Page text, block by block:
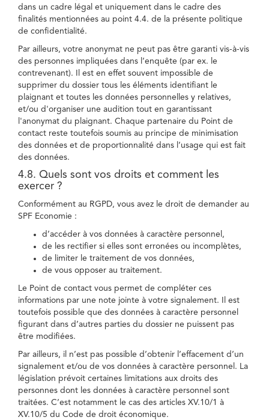
dans un cadre légal et uniquement dans le cadre des
finalités mentionnées au point 4.4. de la présente politique
de confidentialité.
Par ailleurs, votre anonymat ne peut pas être garanti vis-à-vis
des personnes impliquées dans l’enquête (par ex. le
contrevenant). Il est en effet souvent impossible de
supprimer du dossier tous les éléments identifiant le
plaignant et toutes les données personnelles y relatives,
et/ou d'organiser une audition tout en garantissant
l'anonymat du plaignant. Chaque partenaire du Point de
contact reste toutefois soumis au principe de minimisation
des données et de proportionnalité dans l’usage qui est fait
des données.
4.8. Quels sont vos droits et comment les
exercer ?
Conformément au RGPD, vous avez le droit de demander au
SPF Economie :
d’accéder à vos données à caractère personnel,
de les rectifier si elles sont erronées ou incomplètes,
de limiter le traitement de vos données,
de vous opposer au traitement.
Le Point de contact vous permet de compléter ces
informations par une note jointe à votre signalement. Il est
toutefois possible que des données à caractère personnel
figurant dans d’autres parties du dossier ne puissent pas
être modifiées.
Par ailleurs, il n’est pas possible d’obtenir l’effacement d’un
signalement et/ou de vos données à caractère personnel. La
législation prévoit certaines limitations aux droits des
personnes dont les données à caractère personnel sont
traitées. C’est notamment le cas des articles XV.10/1 à
XV.10/5 du Code de droit économique.